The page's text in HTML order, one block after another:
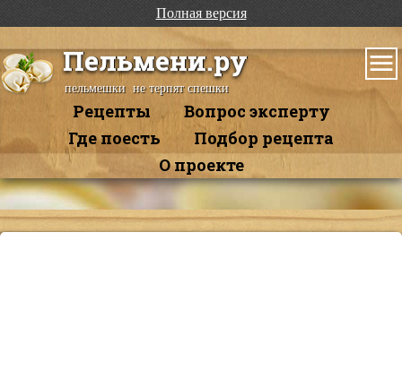
Полная версия
Пельмени.ру
пельмешки не терпят спешки
Рецепты
Вопрос эксперту
Где поесть
Подбор рецепта
О проекте